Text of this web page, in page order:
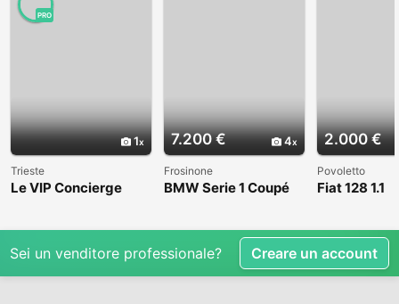
1
PRO
Trieste
Le VIP Concierge
7.200 € 4
Frosinone
BMW Serie 1 Coupé
2.000 €
Povoletto
Fiat 128 1.1
Sei un venditore professionale? Creare un account